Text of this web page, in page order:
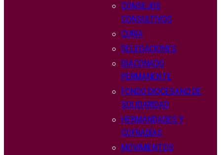
CONSEJOS
CONSULTIVOS
CURIA
DELEGACIONES
DIACONADO
PERMANENTE
FONDO DIOCESANO DE
SOLIDARIDAD
HERMANDADES Y
COFRADÍAS
MOVIMIENTOS